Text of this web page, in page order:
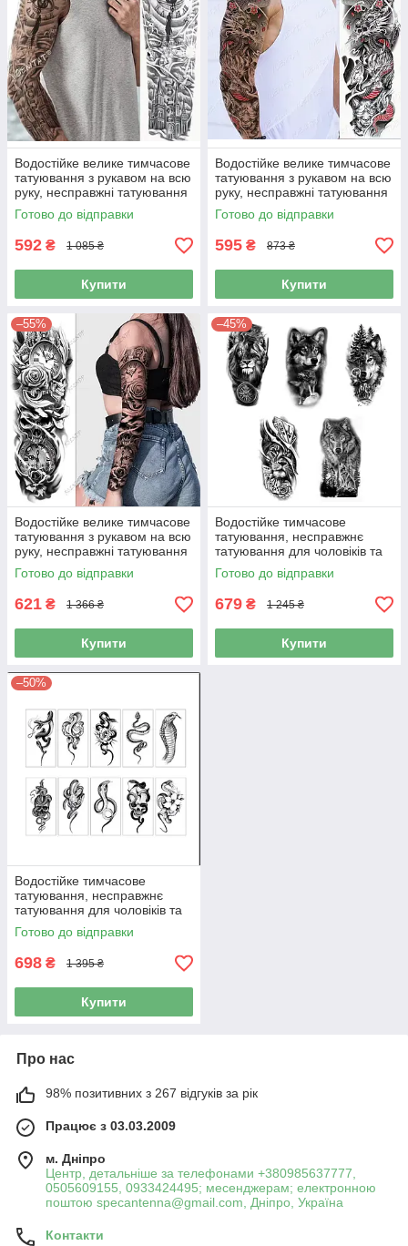
Водостійке велике тимчасове
татуювання з рукавом на всю
руку, несправжні татуювання
для жінок та чоловіків
Готово до відправки
592 ₴ 1 085 ₴
Купити
Водостійке велике тимчасове
татуювання з рукавом на всю
руку, несправжні татуювання
для жінок та чоловіків
Готово до відправки
595 ₴ 873 ₴
Купити
–55%
Водостійке велике тимчасове
татуювання з рукавом на всю
руку, несправжні татуювання
для жінок та чоловіків
Готово до відправки
621 ₴ 1 366 ₴
Купити
–45%
Водостійке тимчасове
татуювання, несправжнє
татуювання для чоловіків та
жінок, 5шт
Готово до відправки
679 ₴ 1 245 ₴
Купити
–50%
Водостійке тимчасове
татуювання, несправжнє
татуювання для чоловіків та
жінок, 10 шт
Готово до відправки
698 ₴ 1 395 ₴
Купити
Про нас
98% позитивних з 267 відгуків за рік
Працює з 03.03.2009
м. Дніпро
Центр, детальніше за телефонами +380985637777,
0505609155, 0933424495; месенджерам; електронною
поштою specantenna@gmail.com, Дніпро, Україна
Контакти